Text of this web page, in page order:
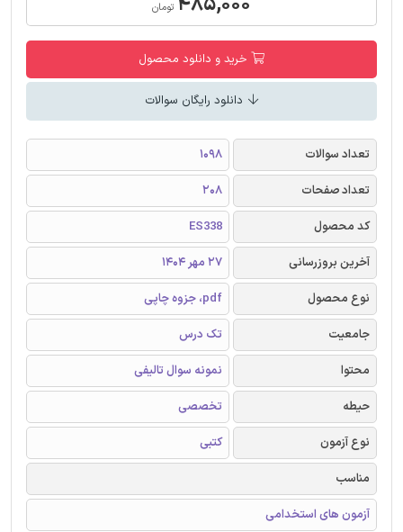
تومان
خرید و دانلود محصول
دانلود رایگان سوالات
تعداد سوالات
1098
تعداد صفحات
208
کد محصول
ES338
آخرین بروزرسانی
27 مهر 1404
نوع محصول
pdf، جزوه چاپی
جامعیت
تک درس
محتوا
نمونه سوال تالیفی
حیطه
تخصصی
نوع آزمون
کتبی
مناسب
آزمون های استخدامی